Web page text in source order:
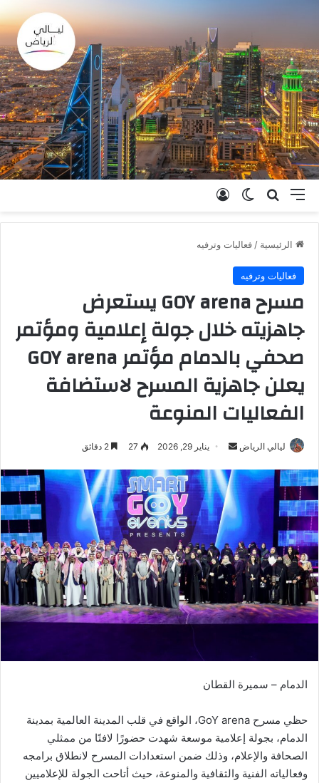
القائمة بحث عنالوضع المظلم
الرئيسية / فعاليات وترفيه
فعاليات وترفيه
مسرح GOY arena يستعرض
جاهزيته خلال جولة إعلامية ومؤتمر
صحفي بالدمام مؤتمر GOY arena
يعلن جاهزية المسرح لاستضافة
الفعاليات المنوعة
ليالي الرياض
س
ل
ب
ر
ي
د
ا
ل
و
ي
ا
يناير 29, 2026 27
الدمام – سميرة القطان
حظي مسرح GoY arena، الواقع في قلب المدينة العالمية بمدينة
الدمام، بجولة إعلامية موسعة شهدت حضورًا لافتًا من ممثلي
الصحافة والإعلام، وذلك ضمن استعدادات المسرح لانطلاق برامجه
وفعالياته الفنية والثقافية والمنوعة، حيث أتاحت الجولة للإعلاميين